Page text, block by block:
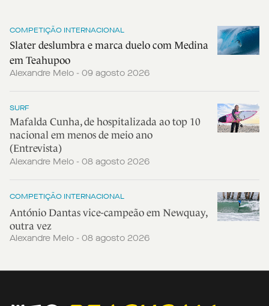
COMPETIÇÃO INTERNACIONAL
Slater deslumbra e marca duelo com Medina
em Teahupoo
Alexandre Melo - 09 agosto 2026
SURF
Mafalda Cunha, de hospitalizada ao top 10
nacional em menos de meio ano
(Entrevista)
Alexandre Melo - 08 agosto 2026
COMPETIÇÃO INTERNACIONAL
António Dantas vice-campeão em Newquay,
outra vez
Alexandre Melo - 08 agosto 2026